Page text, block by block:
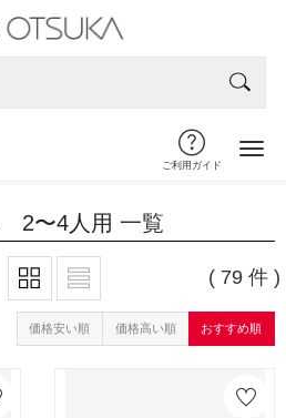
ご利用ガイド
2〜4人用 一覧
( 79 件 )
価格安い順 価格高い順 おすすめ順